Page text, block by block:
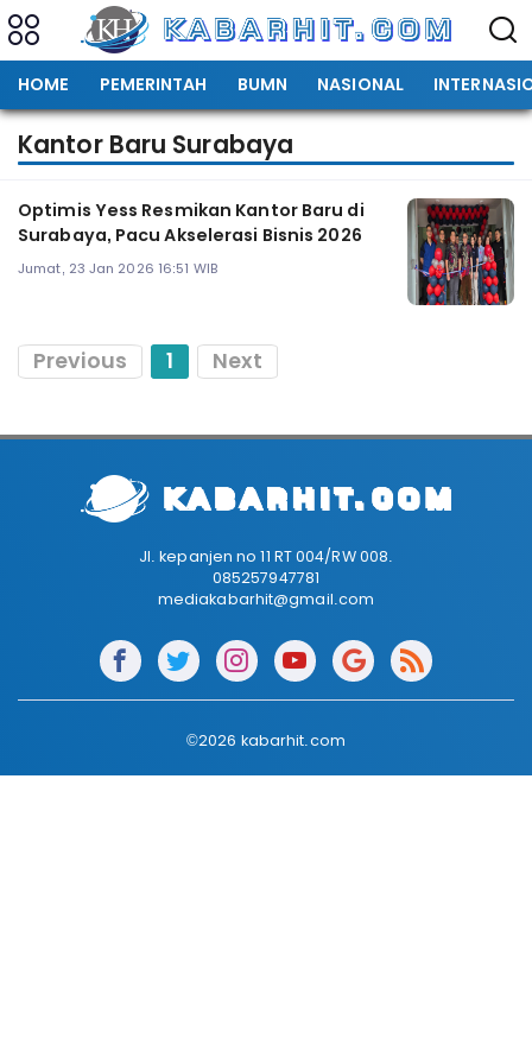
HOME PEMERINTAH BUMN NASIONAL
Kantor Baru Surabaya
Optimis Yess Resmikan Kantor Baru di
Surabaya, Pacu Akselerasi Bisnis 2026
Jumat, 23 Jan 2026 16:51 WIB
Previous 1 Next
Jl. kepanjen no 11 RT 004/RW 008.
085257947781
mediakabarhit@gmail.com
©2026 kabarhit.com